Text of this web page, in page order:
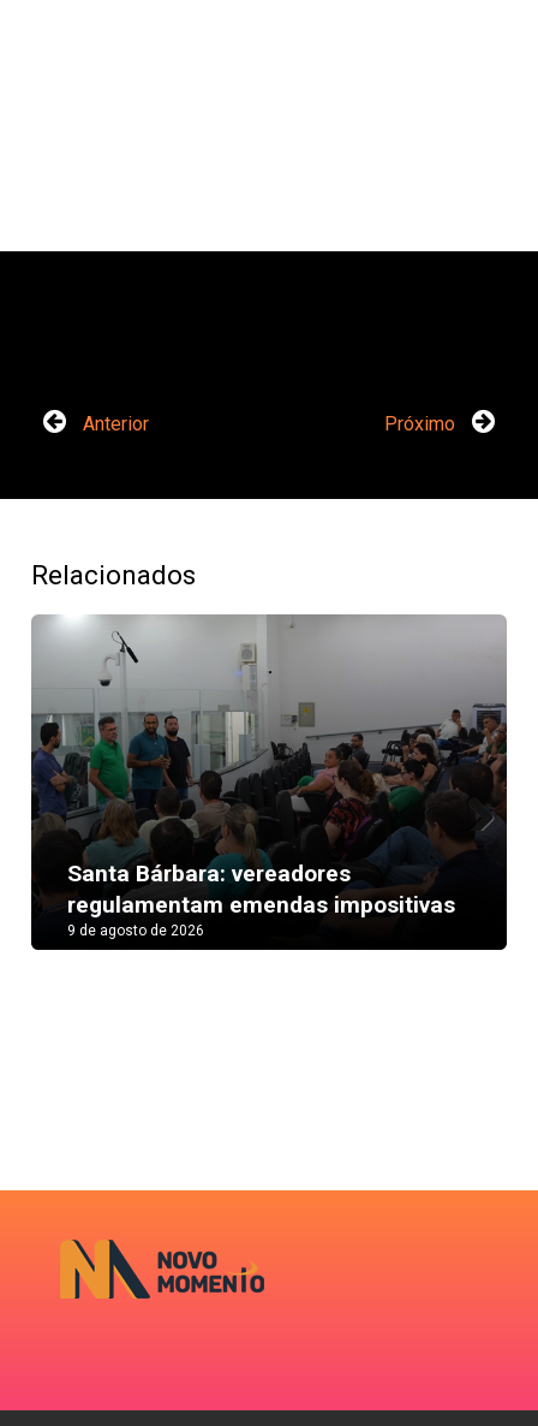
Anterior Próximo
Relacionados
Santa Bárbara: vereadores
regulamentam emendas impositivas
9 de agosto de 2026